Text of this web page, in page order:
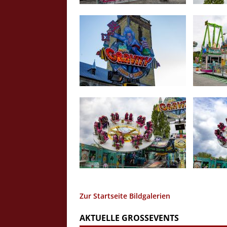
Zur Startseite Bildgalerien
AKTUELLE GROSSEVENTS